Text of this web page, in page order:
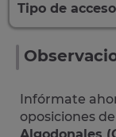
Tipo de
Infórmate
oposiciones de